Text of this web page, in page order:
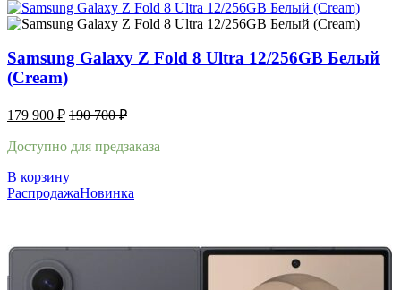
Samsung Galaxy Z Fold 8 Ultra 12/256GB Белый
(Cream)
179 900 ₽ 190 700₽
Доступно для предзаказа
В корзину
РаспродажаНовинка